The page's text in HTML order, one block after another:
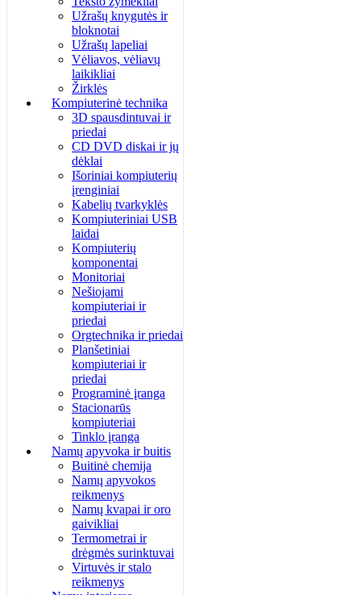
Užrašų knygutės ir
bloknotai
Užrašų lapeliai
Vėliavos, vėliavų
laikikliai
Žirklės
Kompiuterinė technika
3D spausdintuvai ir
priedai
CD DVD diskai ir jų
dėklai
Išoriniai kompiuterių
įrenginiai
Kabelių tvarkyklės
Kompiuteriniai USB
laidai
Kompiuterių
komponentai
Monitoriai
Nešiojami
kompiuteriai ir
priedai
Orgtechnika ir priedai
Planšetiniai
kompiuteriai ir
priedai
Programinė įranga
Stacionarūs
kompiuteriai
Tinklo įranga
Namų apyvoka ir buitis
Buitinė chemija
Namų apyvokos
reikmenys
Namų kvapai ir oro
gaivikliai
Termometrai ir
drėgmės surinktuvai
Virtuvės ir stalo
reikmenys